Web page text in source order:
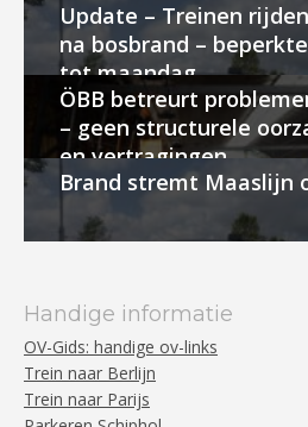
Update – Treinen
na bosbrand –
tot maandag
ÖBB betreurt
– geen structurele
en vertragingen
Brand stremt Maaslijn
Handige informatie
OV-Gids: handige ov-links
Trein naar Berlijn
Trein naar Parijs